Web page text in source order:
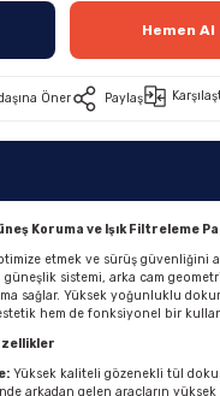
Hemen Al
Öner Paylaş
Koruma ve Işık Filtreleme
etmek ve sürüş güvenliğini
sistemi, arka cam
sağlar. Yüksek yoğunluklu
hem de fonksiyonel bir
Yüksek kaliteli gözenekli tül
arkadan gelen araçların